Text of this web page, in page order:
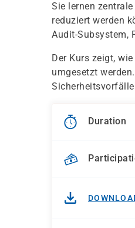
Sie lernen
reduziert werden
Audit-Subsystem,
Der Kurs zeigt,
umgesetzt
Duration